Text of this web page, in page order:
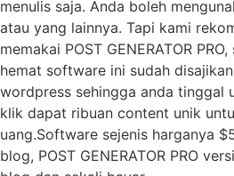
menulis saja. Anda boleh
atau yang lainnya. Tapi kami
memakai POST GENERATOR
hemat software ini sudah
wordpress sehingga anda tinggal
klik dapat ribuan content unik
uang.Software sejenis harganya
blog, POST GENERATOR PRO